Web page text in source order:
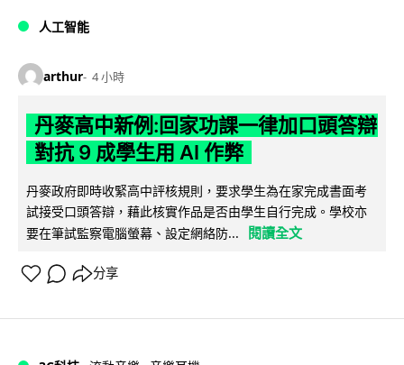
人工智能
arthur 4 小時
丹麥高中新例:回家功課一律加口頭答辯
對抗 9 成學生用 AI 作弊
丹麥政府即時收緊高中評核規則，要求學生為在家完成書面考
試接受口頭答辯，藉此核實作品是否由學生自行完成。學校亦
要在筆試監察電腦螢幕、設定網絡防...
閱讀全文
分享